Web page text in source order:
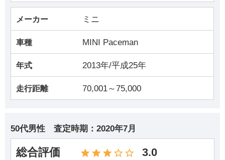
メーカー ミニ
車種 MINI Paceman
年式 2013年/平成25年
走行距離 70,001～75,000
50代男性 査定時期： 2020年7月
総合評価 3.0